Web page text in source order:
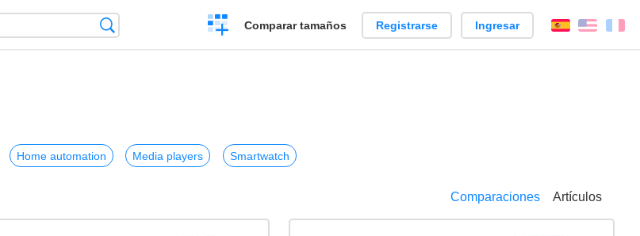
Crear
una
Comparar tamaños Registrarse Ingresar EspañolEnglish
Home automation Media players Smartwatch
Comparaciones Artículos